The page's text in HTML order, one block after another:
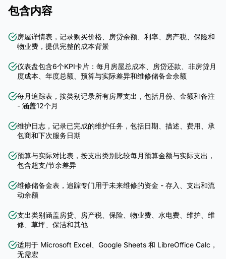
包含内容
房屋详情表，记录购买价格、房贷余额、利率、房产税、保险和
物业费，提供完整的成本背景
仪表盘包含6个KPI卡片：每月房屋总成本、房贷还款、非房贷月
度成本、年度总额、预算与实际差异和维修储备金余额
每月追踪表，按类别记录所有房屋支出，包括月份、金额和备注
- 涵盖12个月
维护日志，记录已完成的维护任务，包括日期、描述、费用、承
包商和下次服务日期
预算与实际对比表，按支出类别比较每月预算金额与实际支出，
包含超支/节余差异
维修储备金表，追踪专门用于未来维修的资金 - 存入、支出和流
动余额
支出类别涵盖房贷、房产税、保险、物业费、水电费、维护、维
修、草坪、保洁和其他
适用于 Microsoft Excel、Google Sheets 和 LibreOffice Calc，
无需宏